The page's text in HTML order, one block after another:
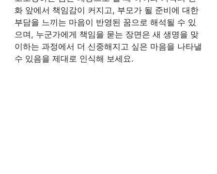
화 앞에서 책임감이 커지고, 부모가 될 준비에 대한
부담을 느끼는 마음이 반영된 꿈으로 해석될 수 있
으며, 누군가에게 책임을 묻는 장면은 새 생명을 맞
이하는 과정에서 더 신중해지고 싶은 마음을 나타낼
수 있음을 제대로 인식해 보세요.